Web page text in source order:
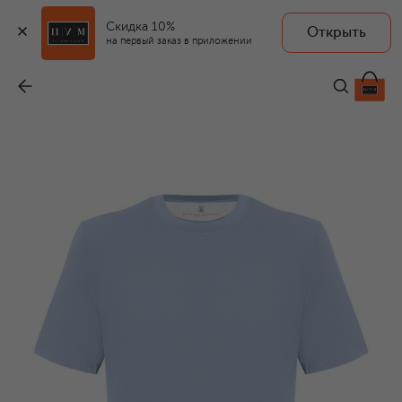
Скидка 10%
на первый заказ в приложении
Открыть
59 950 ₽